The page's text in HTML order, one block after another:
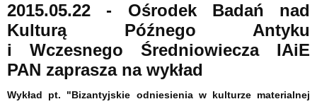
2015.05.22 - Ośrodek Badań nad
Kulturą Późnego Antyku
i Wczesnego Średniowiecza IAiE
PAN zaprasza na wykład
Wykład pt. "Bizantyjskie odniesienia w kulturze materialnej